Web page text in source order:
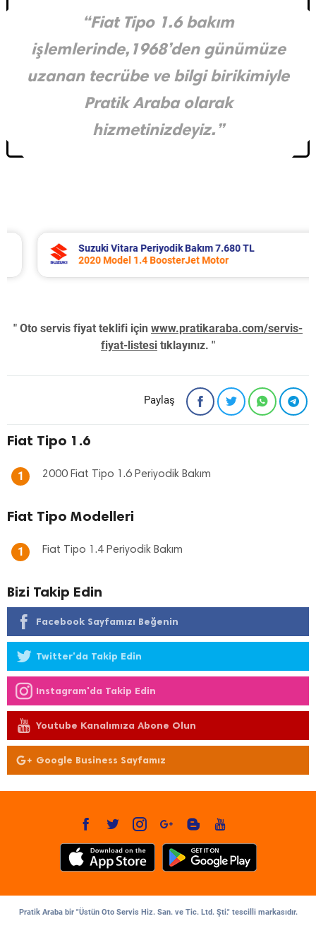
“Fiat Tipo 1.6 bakım
işlemlerinde,1968’den günümüze
uzanan tecrübe ve bilgi birikimiyle
Pratik Araba olarak
hizmetinizdeyiz.”
Suzuki Vitara Periyodik Bakım 7.680 TL
2020 Model 1.4 BoosterJet Motor
" Oto servis fiyat teklifi için www.pratikaraba.com/servis-
fiyat-listesi tıklayınız. "
Paylaş
Fiat Tipo 1.6
1 2000 Fiat Tipo 1.6 Periyodik Bakım
Fiat Tipo Modelleri
1 Fiat Tipo 1.4 Periyodik Bakım
Bizi Takip Edin
Facebook Sayfamızı Beğenin
Twitter'da Takip Edin
Instagram'da Takip Edin
Youtube Kanalımıza Abone Olun
Google Business Sayfamız
Pratik Araba bir "Üstün Oto Servis Hiz. San. ve Tic. Ltd. Şti." tescilli markasıdır.